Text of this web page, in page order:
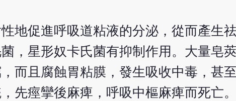
地促進呼吸道粘液的分泌，從而產生
，星形奴卡氏菌有抑制作用。大量皂
而且腐蝕胃粘膜，發生吸收中毒，甚
先痙攣後麻痺，呼吸中樞麻痺而死亡。